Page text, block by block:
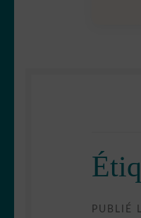
PUBLIÉ